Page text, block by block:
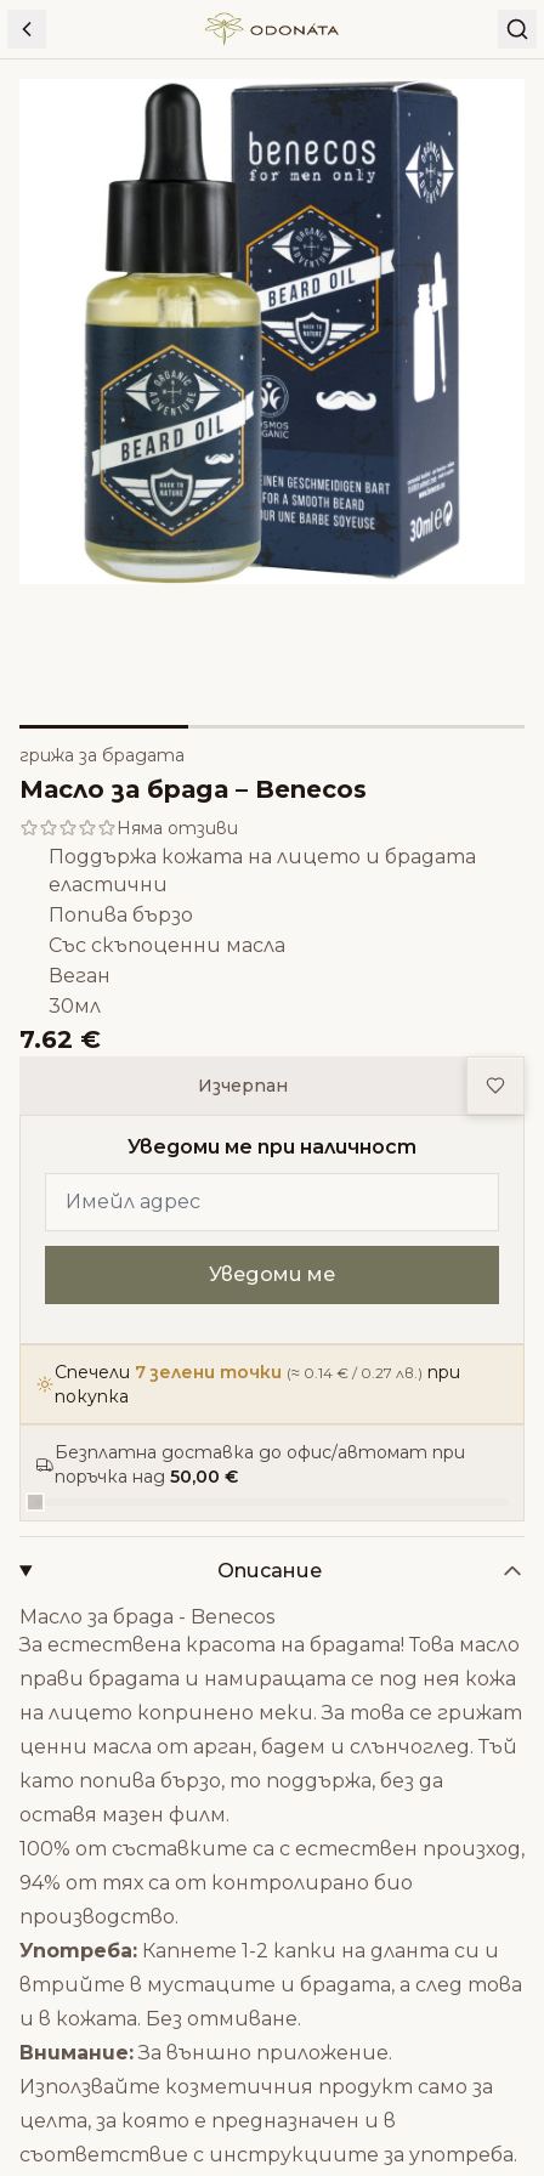
Skip to content
грижа за брадата
Масло за брада – Benecos
Няма отзиви
Поддържа кожата на лицето и брадата
еластични
Попива бързо
Със скъпоценни масла
Веган
30мл
7.62 €
Изчерпан
Уведоми ме при наличност
Спечели 7 зелени точки (≈ 0.14 € / 0.27 лв.) при
покупка
Безплатна доставка до офис/автомат при
поръчка над 50,00 €
Описание
Масло за брада - Benecos
За естествена красота на брадата! Това масло
прави брадата и намиращата се под нея кожа
на лицето копринено меки. За това се грижат
ценни масла от арган, бадем и слънчоглед. Тъй
като попива бързо, то поддържа, без да
оставя мазен филм.
100% от съставките са с естествен произход,
94% от тях са от контролирано био
производство.
Употреба: Капнете 1-2 капки на дланта си и
втрийте в мустаците и брадата, а след това
и в кожата. Без отмиване.
Внимание:За външно приложение.
Използвайте козметичния продукт само за
целта, за която е предназначен и в
съответствие с инструкциите за употреба.